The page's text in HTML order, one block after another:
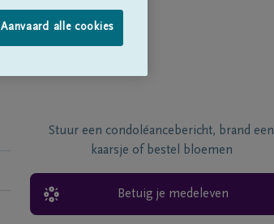
Stuur een condoléancebericht, brand een
kaarsje of bestel bloemen
Betuig je medeleven
Aanvaard alle cookies